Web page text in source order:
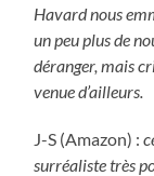
Havard nous
un peu plus de
déranger, mais
venue d’ailleurs.
J-S (Amazon) :
surréaliste très